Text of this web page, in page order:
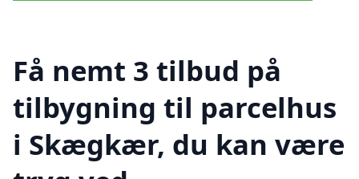
Få nemt 3 tilbud på
tilbygning til parcelhus
i Skægkær, du kan være